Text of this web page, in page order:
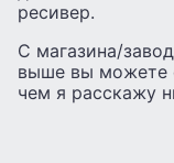
ресивер.
С магазина/
выше вы можете
чем я расскажу